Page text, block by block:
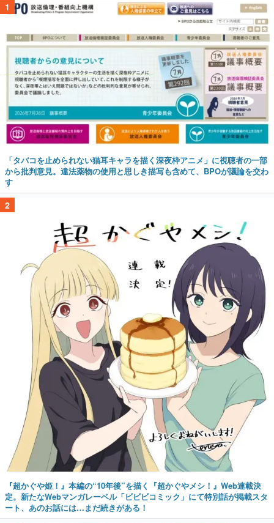
1
「タバコを止められない猫耳キャラを描く深夜枠アニメ」に視聴者の一部
から批判意見。違法薬物の使用と思しき描写も含めて、BPOが議論を交わ
す
2
『超かぐや姫！』本編の“10年後”を描く『超かぐやメシ！』Web連載決
定。新たなWebマンガレーベル「ビビビコミック」にて特別話が掲載スタ
ート、あのお話には…まだ続きがある！